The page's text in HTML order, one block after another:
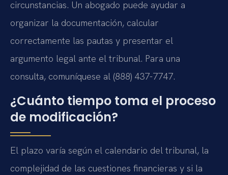
circunstancias. Un abogado puede ayudar a
organizar la documentación, calcular
correctamente las pautas y presentar el
argumento legal ante el tribunal. Para una
consulta, comuníquese al (888) 437-7747.
¿Cuánto tiempo toma el proceso
de modificación?
El plazo varía según el calendario del tribunal, la
complejidad de las cuestiones financieras y si la